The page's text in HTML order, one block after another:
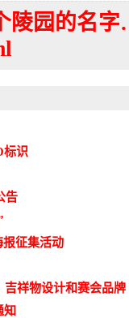
陵园的名
标识
告
报征集活动
吉祥物设计和赛会品牌
知